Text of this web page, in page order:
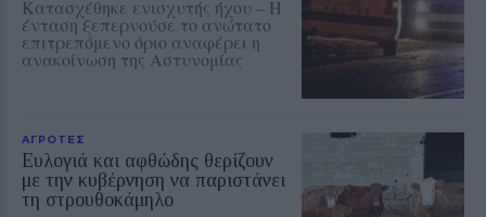
Κατασχέθηκε ενισχυτής ήχου – Η
ένταση ξεπερνούσε το ανώτατο
επιτρεπόμενο όριο αναφέρει η
ανακοίνωση της Αστυνομίας
ΑΓΡΟΤΕΣ
Ευλογιά και αφθώδης θερίζουν
με την κυβέρνηση να παριστάνει
τη στρουθοκάμηλο